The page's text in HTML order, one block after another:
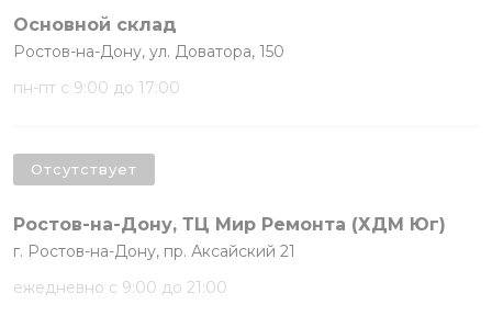
Основной склад
Ростов-на-Дону, ул. Доватора, 150
пн-пт с 9:00 до 17:00
Ростов-на-Дону, ТЦ Мир Ремонта (ХДМ Юг)
г. Ростов-на-Дону, пр. Аксайский 21
ежедневно с 9:00 до 21:00
Отсутствует